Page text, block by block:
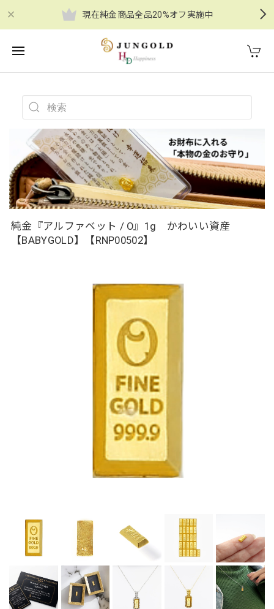
現在純金商品全品20%オフ実施中
純金『アルファベット / O』1g かわいい資産
【BABYGOLD】【RNP00502】